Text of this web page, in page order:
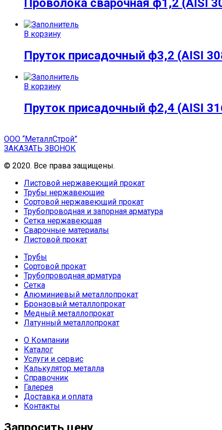
Проволока сварочная ф1,2 (AISI
В корзину
Пруток присадочный ф3,2 (AISI
В корзину
Пруток присадочный ф2,4 (AISI
ООО “МеталлСтрой”
ЗАКАЗАТЬ ЗВОНОК
© 2020. Все права защищены.
Листовой нержавеющий прокат
Трубы нержавеющие
Сортовой нержавеющий прокат
Трубопроводная и запорная арматура
Сетка нержавеющая
Сварочные материалы
Листовой прокат
Трубы
Сортовой прокат
Трубопроводная арматура
Сетка
Алюминиевый металлопрокат
Бронзовый металлопрокат
Медный металлопрокат
Латунный металлопрокат
О Компании
Каталог
Услуги и сервис
Калькулятор металла
Справочник
Галерея
Доставка и оплата
Контакты